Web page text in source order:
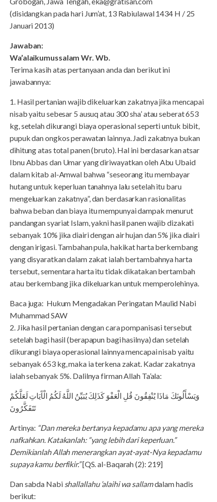
(disidangkan pada hari Jum’at, 13 Rabiulawal 1434 H / 25
Januari 2013)
Jawaban:
Wa’alaikumussalam Wr. Wb.
Terima kasih atas pertanyaan anda dan berikut ini
jawabannya:
1. Hasil pertanian wajib dikeluarkan zakatnya jika mencapai
nisab yaitu sebesar 5 ausuq atau 300 sha’ atau seberat 653
kg, setelah dikurangi biaya operasional seperti untuk bibit,
pupuk dan ongkos perawatan lainnya. Jadi zakatnya bukan
dihitung atas total panen (bruto). Hal ini berdasarkan atsar
Ibnu Abbas dan Umar yang diriwayatkan oleh Abu Ubaid
dalam kitab al-Amwal bahwa “seseorang itu membayar
hutang untuk keperluan tanahnya lalu setelah itu baru
mengeluarkan zakatnya”, dan berdasarkan rasionalitas
bahwa beban dan biaya itu mempunyai dampak menurut
pandangan syariat Islam, yakni hasil panen wajib dizakati
sebanyak 10% jika diairi dengan air hujan dan 5% jika diairi
dengan irigasi. Tambahan pula, hakikat harta berkembang
yang disyaratkan dalam zakat ialah bertambahnya harta
tersebut, sementara harta itu tidak dikatakan bertambah
atau berkembang jika dikeluarkan untuk memperolehinya.
Baca juga: Hukum Mengadakan Peringatan Maulid Nabi
Muhammad SAW
2. Jika hasil pertanian dengan cara pompanisasi tersebut
setelah bagi hasil (berapapun bagi hasilnya) dan setelah
dikurangi biaya operasional lainnya mencapai nisab yaitu
sebanyak 653 kg, maka ia terkena zakat. Kadar zakatnya
ialah sebanyak 5%. Dalilnya firman Allah Ta’ala:
وَيَسْأَلُونَكَ مَاذَا يُنْفِقُونَ قُلِ الْعَفْوَ كَذَلِكَ يُبَيِّنُ اللَّهُ لَكُمُ الْآَيَاتِ لَعَلَّكُمْ
تَتَفَكَّرُونَ
Artinya: “Dan mereka bertanya kepadamu apa yang mereka
nafkahkan. Katakanlah: “yang lebih dari keperluan.”
Demikianlah Allah menerangkan ayat-ayat-Nya kepadamu
supaya kamu berfikir.”[QS. al-Baqarah (2): 219]
Dan sabda Nabi shallallahu ’alaihi wa sallamdalam hadis
berikut: